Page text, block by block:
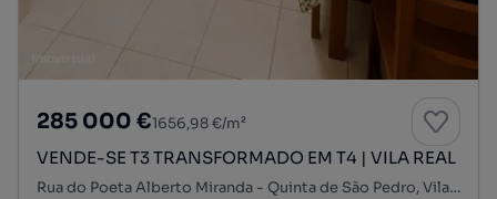
285 000 €1656,98 €/m²
VENDE-SE T3 TRANSFORMADO EM T4 | VILA REAL
Rua do Poeta Alberto Miranda - Quinta de São Pedro, Vila Real, Vila Real, Vila Real